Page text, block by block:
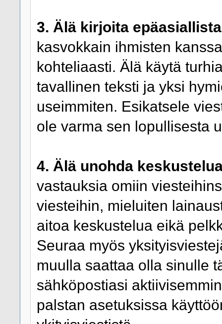
3. Älä kirjoita
kasvokkain ihmisten
kohteliaasti. Älä käytä
tavallinen teksti ja yksi
useimmiten. Esikatsele
ole varma sen lopullisesta
4. Älä unohda
vastauksia omiin
viesteihin, mieluiten
aitoa keskustelua eikä
Seuraa myös
muulla saattaa olla sinulle
sähköpostiasi
palstan asetuksissa